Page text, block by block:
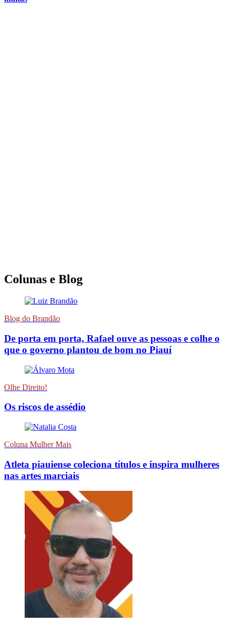
Colunas e Blog
Blog do Brandão
De porta em porta, Rafael ouve as pessoas e colhe o
que o governo plantou de bom no Piauí
Olhe Direito!
Os riscos de assédio
Coluna Mulher Mais
Atleta piauiense coleciona títulos e inspira mulheres
nas artes marciais